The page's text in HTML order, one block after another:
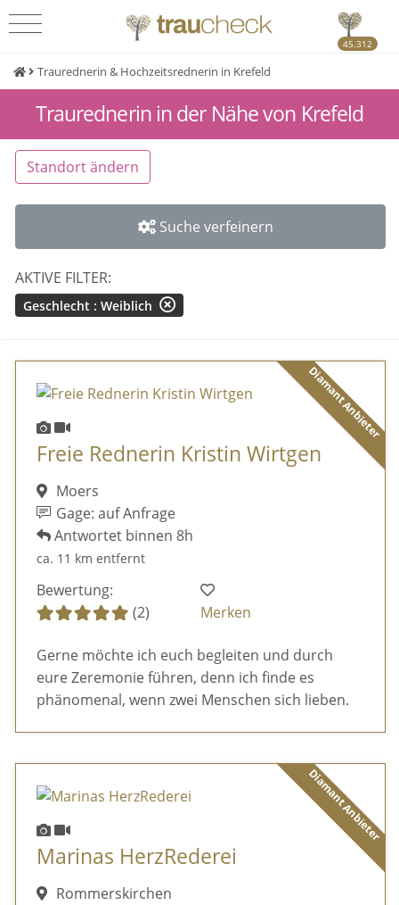
45.312
Traurednerin & Hochzeitsrednerin in Krefeld
Traurednerin in der Nähe von Krefeld
Standort ändern
Suche verfeinern
AKTIVE FILTER:
Geschlecht : Weiblich
Diamant Anbieter
Freie Rednerin Kristin Wirtgen
Moers
Gage: auf Anfrage
Antwortet binnen 8h
ca. 11 km entfernt
Bewertung:
(2)
Merken
Gerne möchte ich euch begleiten und durch
eure Zeremonie führen, denn ich finde es
phänomenal, wenn zwei Menschen sich lieben.
Diamant Anbieter
Marinas HerzRederei
Rommerskirchen